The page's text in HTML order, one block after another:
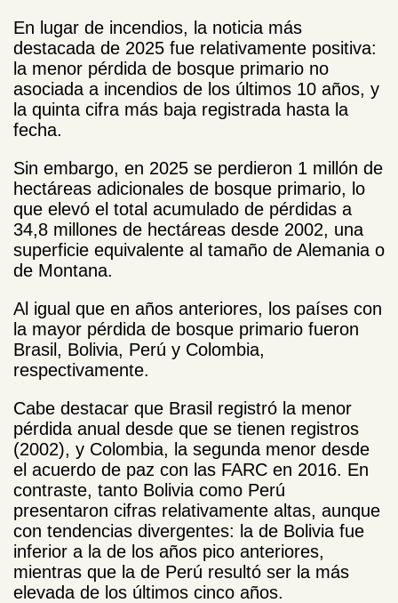
En lugar de incendios, la noticia más
destacada de 2025 fue relativamente positiva:
la menor pérdida de bosque primario no
asociada a incendios de los últimos 10 años, y
la quinta cifra más baja registrada hasta la
fecha.
Sin embargo, en 2025 se perdieron 1 millón de
hectáreas adicionales de bosque primario, lo
que elevó el total acumulado de pérdidas a
34,8 millones de hectáreas desde 2002, una
superficie equivalente al tamaño de Alemania o
de Montana.
Al igual que en años anteriores, los países con
la mayor pérdida de bosque primario fueron
Brasil, Bolivia, Perú y Colombia,
respectivamente.
Cabe destacar que Brasil registró la menor
pérdida anual desde que se tienen registros
(2002), y Colombia, la segunda menor desde
el acuerdo de paz con las FARC en 2016. En
contraste, tanto Bolivia como Perú
presentaron cifras relativamente altas, aunque
con tendencias divergentes: la de Bolivia fue
inferior a la de los años pico anteriores,
mientras que la de Perú resultó ser la más
elevada de los últimos cinco años.